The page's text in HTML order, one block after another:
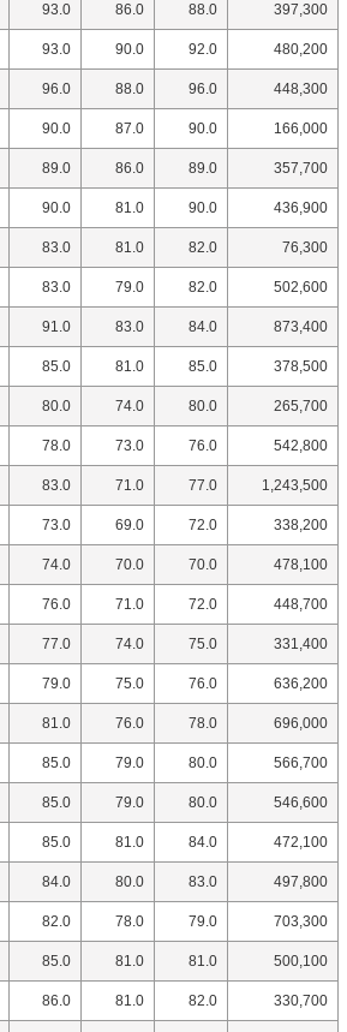
93.0 86.0 88.0 397,300
93.0 90.0 92.0 480,200
96.0 88.0 96.0 448,300
90.0 87.0 90.0 166,000
89.0 86.0 89.0 357,700
90.0 81.0 90.0 436,900
83.0 81.0 82.0 76,300
83.0 79.0 82.0 502,600
91.0 83.0 84.0 873,400
85.0 81.0 85.0 378,500
80.0 74.0 80.0 265,700
78.0 73.0 76.0 542,800
83.0 71.0 77.0 1,243,500
73.0 69.0 72.0 338,200
74.0 70.0 70.0 478,100
76.0 71.0 72.0 448,700
77.0 74.0 75.0 331,400
79.0 75.0 76.0 636,200
81.0 76.0 78.0 696,000
85.0 79.0 80.0 566,700
85.0 79.0 80.0 546,600
85.0 81.0 84.0 472,100
84.0 80.0 83.0 497,800
82.0 78.0 79.0 703,300
85.0 81.0 81.0 500,100
86.0 81.0 82.0 330,700